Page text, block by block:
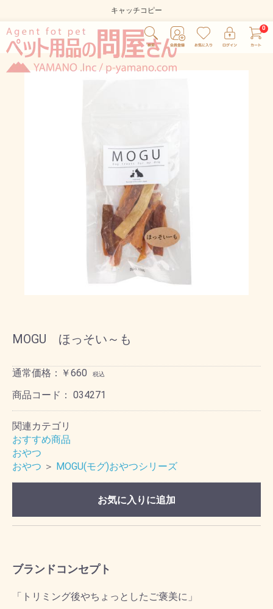
キャッチコピー
MOGU ほっそい～も
通常価格：￥660 税込
商品コード： 034271
関連カテゴリ
おすすめ商品
おやつ
おやつ ＞ MOGU(モグ)おやつシリーズ
お気に入りに追加
ブランドコンセプト
「トリミング後やちょっとしたご褒美に」